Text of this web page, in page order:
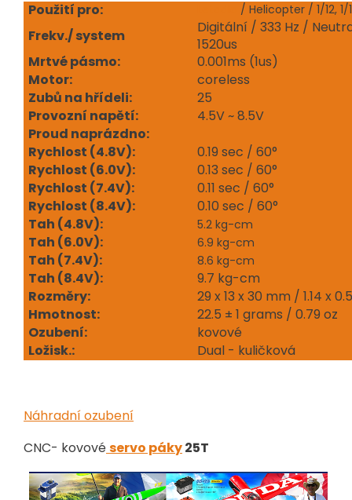
Použití pro:
/ Helicopter / 1/12, 1/
Frekv./ system
Digitální / 333 Hz /
1520us
Mrtvé pásmo:
0.001ms (1us)
Motor:
coreless
Zubů na hřídeli:
25
Provozní napětí:
4.5V ~ 8.5V
Proud naprázdno:
Rychlost (4.8V):
0.19 sec / 60°
Rychlost (6.0V):
0.13 sec / 60°
Rychlost (7.4V):
0.11 sec / 60°
Rychlost (8.4V):
0.10 sec / 60°
Tah (4.8V):
5.2 kg-cm
Tah (6.0V): 6.9 kg-cm
Tah (7.4V): 8.6 kg-cm
Tah (8.4V):
9.7 kg-cm
Rozměry:
29 x 13 x 30 mm / 1.14 x
Hmotnost:
22.5 ± 1 grams / 0.79 oz
Ozubení:
kovové
Ložisk.:
Dual - kuličková
Náhradní ozubení
CNC- kovovéservo páky25T